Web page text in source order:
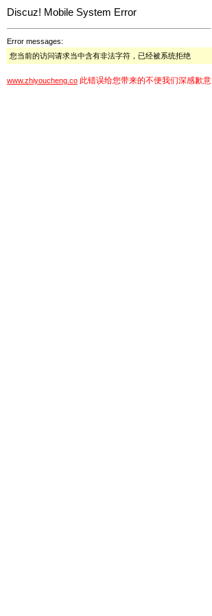
Discuz! Mobile System Error
Error messages:
您当前的访问请求当中含有非法字符，已经被系统拒绝
www.zhiyoucheng.co 此错误给您带来的不便我们深感歉意